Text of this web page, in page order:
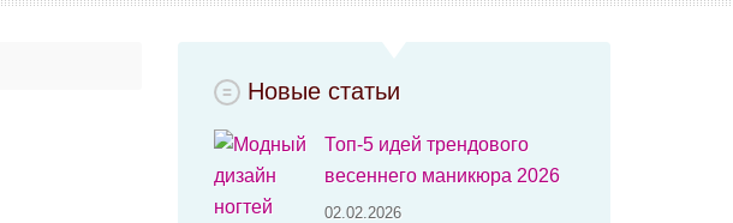
Новые статьи
Топ-5 идей трендового
весеннего маникюра 2026
02.02.2026